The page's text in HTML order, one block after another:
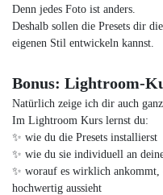
Denn jedes Foto ist anders.
Deshalb sollen die Presets dir
eigenen Stil entwickeln kannst.
Bonus: Lightroom-
Natürlich zeige ich dir auch
Im Lightroom Kurs lernst du:
✨ wie du die Presets installierst
✨ wie du sie individuell an
✨ worauf es wirklich
hochwertig aussieht